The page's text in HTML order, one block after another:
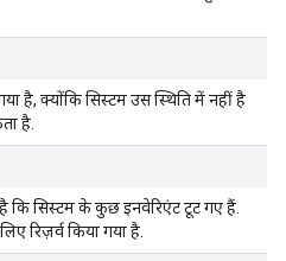
है, क्योंकि सिस्टम उस स्थिति में नहीं है
है.
कि सिस्टम के कुछ इनवेरिएंट टूट गए हैं.
रिज़र्व किया गया है.